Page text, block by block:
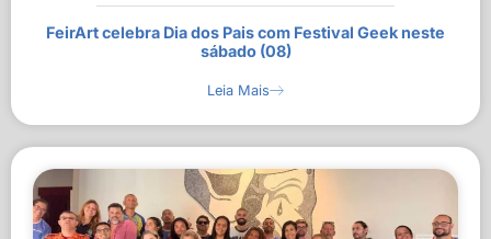
FeirArt celebra Dia dos Pais com Festival Geek neste
sábado (08)
Leia Mais